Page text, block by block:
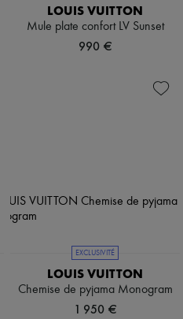
LOUIS VUITTON
Mule plate confort LV Sunset
990 €
EXCLUSIVITÉ
LOUIS VUITTON
Chemise de pyjama Monogram
1 950 €